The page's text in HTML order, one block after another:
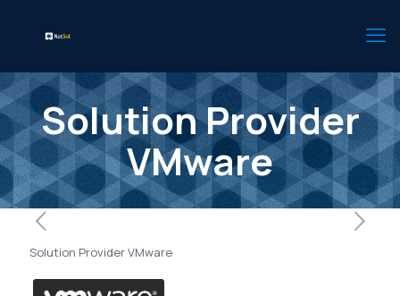
Solution Provider
VMware
Solution Provider VMware